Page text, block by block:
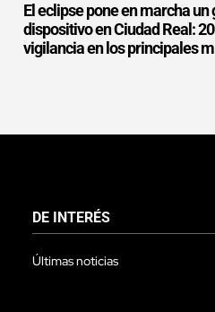
El eclipse pone en marcha un
dispositivo en Ciudad Real:
vigilancia en los principales
DE INTERÉS
Últimas noticias